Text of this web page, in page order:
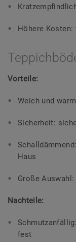
Höhere
Vorteile:
Weich und
Sicherheit:
Haus
Große
Nachteile:
Schmutzanfällig:
fest